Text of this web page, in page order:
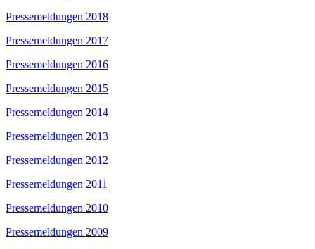
Pressemeldungen 2018
Pressemeldungen 2017
Pressemeldungen 2016
Pressemeldungen 2015
Pressemeldungen 2014
Pressemeldungen 2013
Pressemeldungen 2012
Pressemeldungen 2011
Pressemeldungen 2010
Pressemeldungen 2009